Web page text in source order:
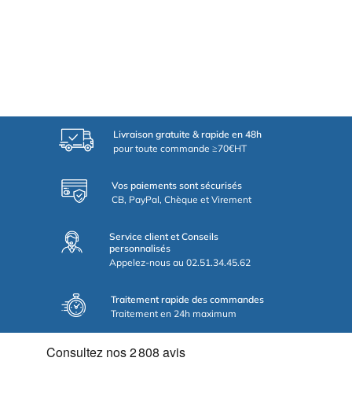
Livraison gratuite & rapide en 48h
pour toute commande ≥70€HT
Vos paiements sont sécurisés
CB, PayPal, Chèque et Virement
Service client et Conseils
personnalisés
Appelez-nous au 02.51.34.45.62
Traitement rapide des commandes
Traitement en 24h maximum